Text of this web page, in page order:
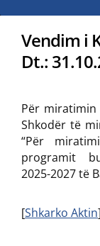
Vendim i
Dt.:
Për miratimin
Shkodër të
“Për
programit
2025-2027 të
[Shkarko Aktin]